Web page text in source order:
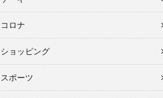
コロナ
ショッピング
スポーツ